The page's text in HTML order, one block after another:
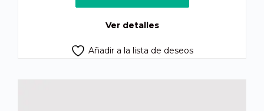
Ver detalles
Añadir a la lista de deseos